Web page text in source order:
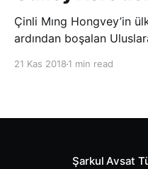
Çinli Mıng Hongvey’in
ardından boşalan
21 Kas 2018 1 min read
Şarkul Avsat